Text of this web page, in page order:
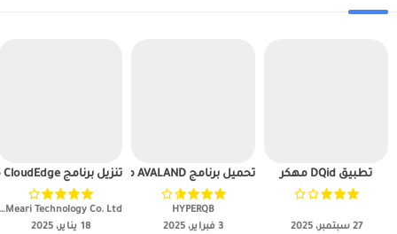
تطبيق DQid مهكر
27 سبتمبر، 2025
تحميل برنامج AVALAND مهكر APK للاندرويد 2025
HYPERQB‏
3 فبراير، 2025
تنزيل برنامج CloudEdge مهكر APK للاندرويد 2025
Technology Co. Ltd.‏
18 يناير، 2025